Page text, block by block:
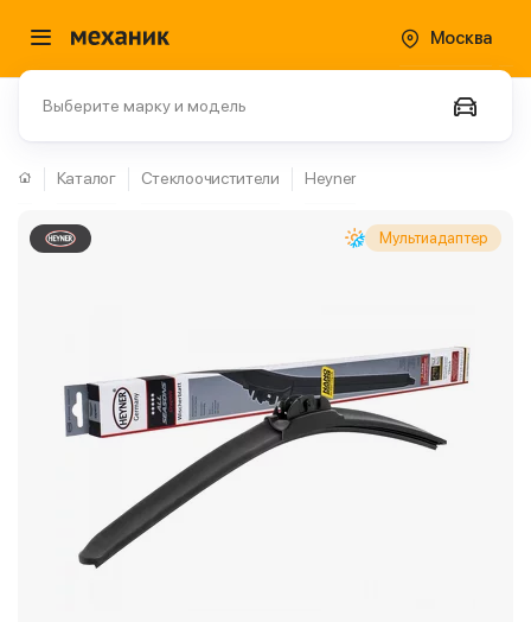
Москва
Выберите марку и модель
Каталог Стеклоочистители Heyner
Мультиадаптер